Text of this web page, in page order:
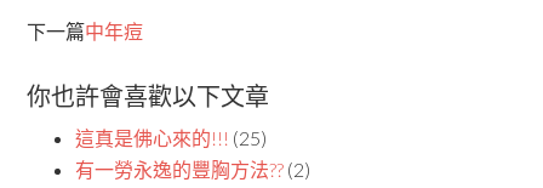
下一篇中年痘
你也許會喜歡以下文章
這真是佛心來的!!! (25)
有一勞永逸的豐胸方法?? (2)